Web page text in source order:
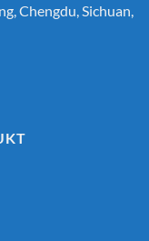
Chengdu, Sichuan,